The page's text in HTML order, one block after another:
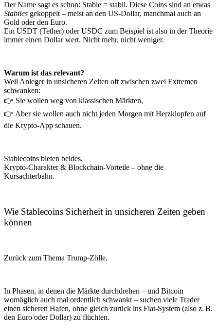
Der Name sagt es schon: Stable = stabil. Diese Coins sind an etwas
Stabiles gekoppelt – meist an den US-Dollar, manchmal auch an
Gold oder den Euro.
Ein USDT (Tether) oder USDC zum Beispiel ist also in der Theorie
immer einen Dollar wert. Nicht mehr, nicht weniger.
Warum ist das relevant?
Weil Anleger in unsicheren Zeiten oft zwischen zwei Extremen
schwanken:
👉 Sie wollen weg von klassischen Märkten,
👉 Aber sie wollen auch nicht jeden Morgen mit Herzklopfen auf
die Krypto-App schauen.
Stablecoins bieten beides.
Krypto-Charakter & Blockchain-Vorteile – ohne die
Kursachterbahn.
Wie Stablecoins Sicherheit in unsicheren Zeiten geben
können
Zurück zum Thema Trump-Zölle.
In Phasen, in denen die Märkte durchdrehen – und Bitcoin
womöglich auch mal ordentlich schwankt – suchen viele Trader
einen sicheren Hafen, ohne gleich zurück ins Fiat-System (also z. B.
den Euro oder Dollar) zu flüchten.